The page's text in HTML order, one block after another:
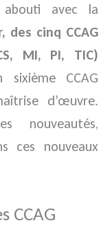
avec la
des cinq CCAG
MI, PI, TIC)
CCAG
d’œuvre.
nouveautés,
ces nouveaux
CCAG